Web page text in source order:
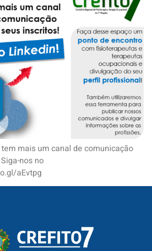
tem mais um canal de comunicação
nos no
aEvtpg